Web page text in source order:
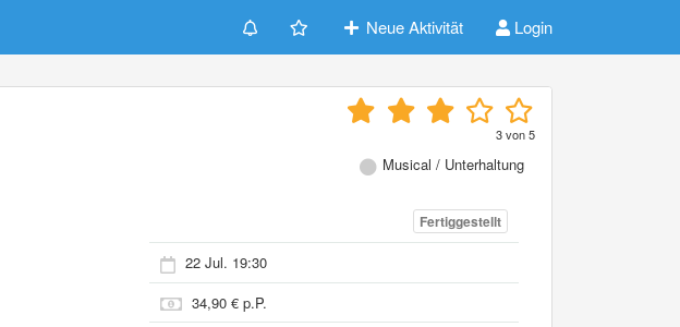
Neue Aktivität Login
3von5
Musical / Unterhaltung
Fertiggestellt
22 Jul. 19:30
34,90 € p.P.